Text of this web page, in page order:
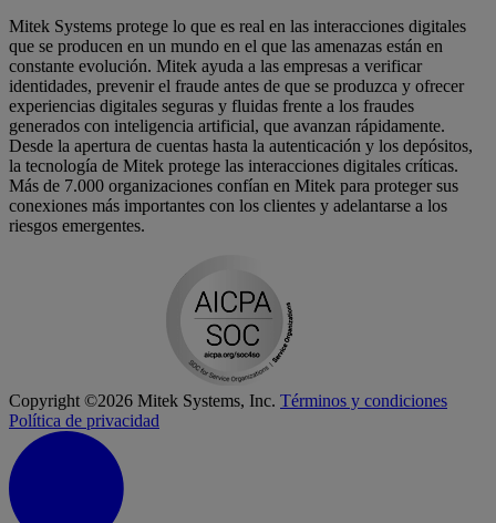
Mitek Systems protege lo que es real en las interacciones digitales
que se producen en un mundo en el que las amenazas están en
constante evolución. Mitek ayuda a las empresas a verificar
identidades, prevenir el fraude antes de que se produzca y ofrecer
experiencias digitales seguras y fluidas frente a los fraudes
generados con inteligencia artificial, que avanzan rápidamente.
Desde la apertura de cuentas hasta la autenticación y los depósitos,
la tecnología de Mitek protege las interacciones digitales críticas.
Más de 7.000 organizaciones confían en Mitek para proteger sus
conexiones más importantes con los clientes y adelantarse a los
riesgos emergentes.
Copyright ©2026 Mitek Systems, Inc. Términos y condiciones
Política de privacidad